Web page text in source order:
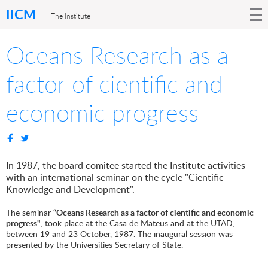
IICM The Institute
Oceans Research as a
factor of cientific and
economic progress
In 1987, the board comitee started the Institute activities
with an international seminar on the cycle "Cientific
Knowledge and Development".
The seminar “Oceans Research as a factor of cientific and economic
progress", took place at the Casa de Mateus and at the UTAD,
between 19 and 23 October, 1987. The inaugural session was
presented by the Universities Secretary of State.